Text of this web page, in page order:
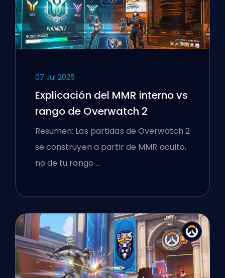
07 Jul 2026
Explicación del MMR interno vs
rango de Overwatch 2
Resumen: Las partidas de Overwatch 2
se construyen a partir de MMR oculto,
no de tu rango …